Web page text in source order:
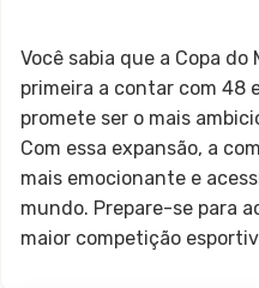
Você sabia que a Copa
primeira a contar com 48
promete ser o mais
Com essa expansão, a
mais emocionante e
mundo. Prepare-se para
maior competição